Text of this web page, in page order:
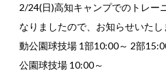
2/24(日)高知キャンプでのトレー
なりましたので、お知らせいた
動公園球技場 1部10:00～ 2部
公園球技場 10:00～